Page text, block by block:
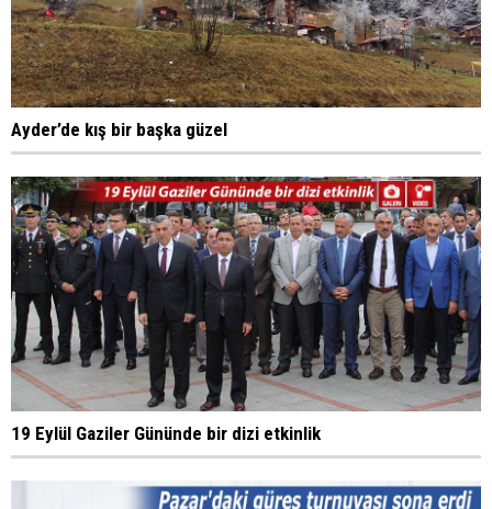
Ayder’de kış bir başka güzel
19 Eylül Gaziler Gününde bir dizi etkinlik